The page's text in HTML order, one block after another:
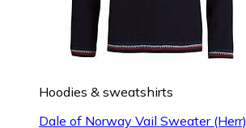
Hoodies & sweatshirts
Dale of Norway Vail Sweater (Herr)